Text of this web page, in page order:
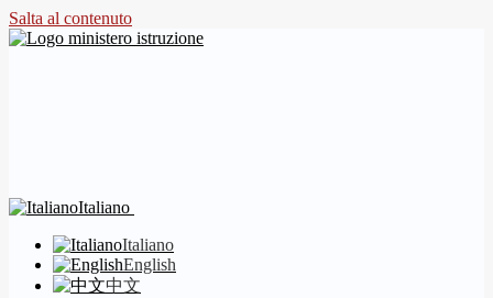
Salta al contenuto
Italiano
Italiano
English
中文